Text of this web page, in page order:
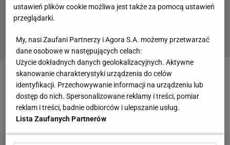
To koniec Polaka w słynnym klubie? Robią
"Ogromna euforia, a potem koreański zwrot akcji i
zmarnowane okazje. Powrót Czechów namundial
nie przyniósł punktów" - pisze serwis sport.cz.
ustawień plików cookie możliwa jest także za pomocą ustawień
przeglądarki.
My, nasi Zaufani Partnerzy i Agora S.A. możemy przetwarzać
dane osobowe w następujących celach:
Użycie dokładnych danych geolokalizacyjnych. Aktywne
skanowanie charakterystyki urządzenia do celów
identyfikacji. Przechowywanie informacji na urządzeniu lub
dostęp do nich. Spersonalizowane reklamy i treści, pomiar
reklam i treści, badnie odbiorców i ulepszanie usług.
Lista Zaufanych Partnerów